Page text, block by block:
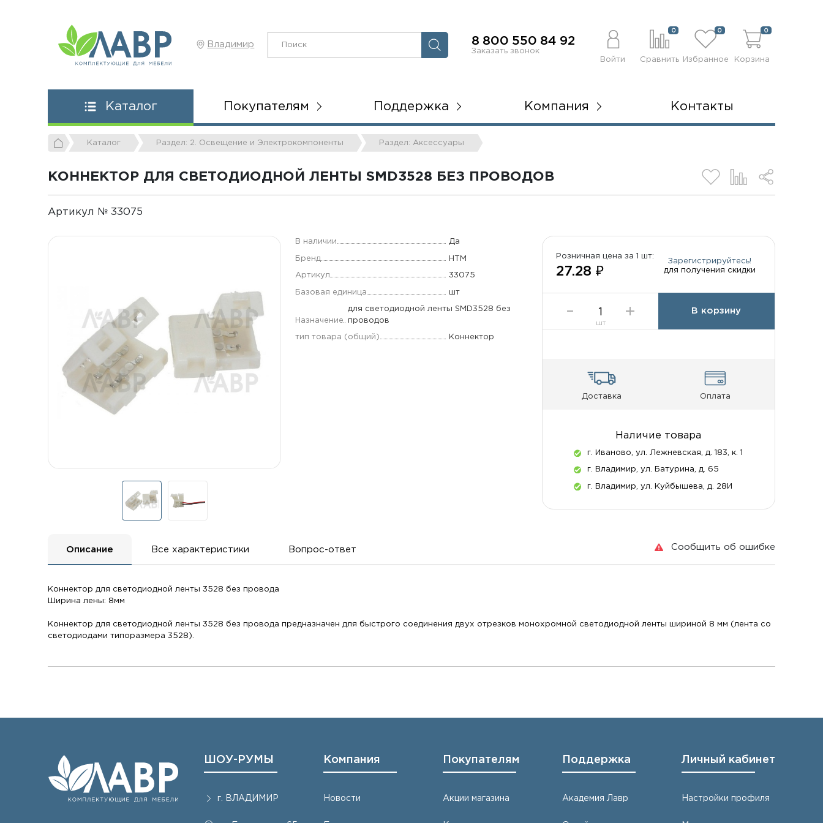
Владимир 8 800 550 84 92
Заказать звонок
Войти
0
Сравнить
0
Избранное
0
Корзина
Каталог Покупателям Поддержка Компания Контакты
Каталог Раздел: 2. Освещение и Электрокомпоненты Раздел: Аксессуары
КОННЕКТОР ДЛЯ СВЕТОДИОДНОЙ ЛЕНТЫ SMD3528 БЕЗ ПРОВОДОВ
Артикул № 33075
В наличии Да
Бренд НТМ
Артикул 33075
Базовая единица шт
Назначение
для светодиодной ленты SMD3528 без
проводов
тип товара (общий) Коннектор
Розничная цена за 1 шт:
27.28 ₽
Зарегистрируйтесь!
для получения скидки
шт
В корзину
Доставка Оплата
Наличие товара
г. Иваново, ул. Лежневская, д. 183, к. 1
г. Владимир, ул. Батурина, д. 65
г. Владимир, ул. Куйбышева, д. 28И
Сообщить об ошибке
Описание Все характеристики Вопрос-ответ
Коннектор для светодиодной ленты 3528 без провода
Ширина лены: 8мм
Коннектор для светодиодной ленты 3528 без провода предназначен для быстрого соединения двух отрезков монохромной светодиодной ленты шириной 8 мм (лента со
светодиодами типоразмера 3528).
ШОУ-РУМЫ
г. ВЛАДИМИР
Компания
Новости
Покупателям
Акции магазина
Поддержка
Академия Лавр
Личный кабинет
Настройки профиля